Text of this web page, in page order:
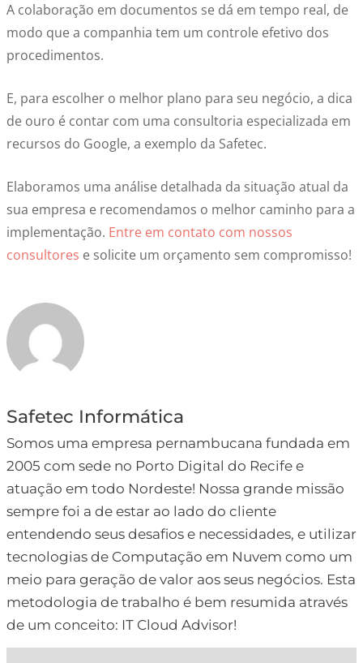
A colaboração em documentos se dá em tempo real, de
modo que a companhia tem um controle efetivo dos
procedimentos.
E, para escolher o melhor plano para seu negócio, a dica
de ouro é contar com uma consultoria especializada em
recursos do Google, a exemplo da Safetec.
Elaboramos uma análise detalhada da situação atual da
sua empresa e recomendamos o melhor caminho para a
implementação. Entre em contato com nossos
consultores e solicite um orçamento sem compromisso!
Safetec Informática
Somos uma empresa pernambucana fundada em
2005 com sede no Porto Digital do Recife e
atuação em todo Nordeste! Nossa grande missão
sempre foi a de estar ao lado do cliente
entendendo seus desafios e necessidades, e utilizar
tecnologias de Computação em Nuvem como um
meio para geração de valor aos seus negócios. Esta
metodologia de trabalho é bem resumida através
de um conceito: IT Cloud Advisor!